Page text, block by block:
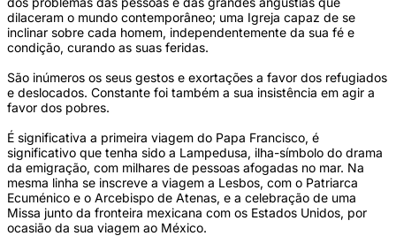
dilaceram o mundo contemporâneo; uma Igreja capaz de se
inclinar sobre cada homem, independentemente da sua fé e
condição, curando as suas feridas.
São inúmeros os seus gestos e exortações a favor dos refugiados
e deslocados. Constante foi também a sua insistência em agir a
favor dos pobres.
É significativa a primeira viagem do Papa Francisco, é
significativo que tenha sido a Lampedusa, ilha-símbolo do drama
da emigração, com milhares de pessoas afogadas no mar. Na
mesma linha se inscreve a viagem a Lesbos, com o Patriarca
Ecuménico e o Arcebispo de Atenas, e a celebração de uma
Missa junto da fronteira mexicana com os Estados Unidos, por
ocasião da sua viagem ao México.